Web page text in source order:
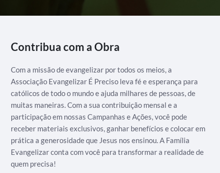
Contribua com a Obra
Com a missão de evangelizar por todos os meios, a
Associação Evangelizar É Preciso leva fé e esperança para
católicos de todo o mundo e ajuda milhares de pessoas, de
muitas maneiras. Com a sua contribuição mensal e a
participação em nossas Campanhas e Ações, você pode
receber materiais exclusivos, ganhar benefícios e colocar em
prática a generosidade que Jesus nos ensinou. A Família
Evangelizar conta com você para transformar a realidade de
quem precisa!